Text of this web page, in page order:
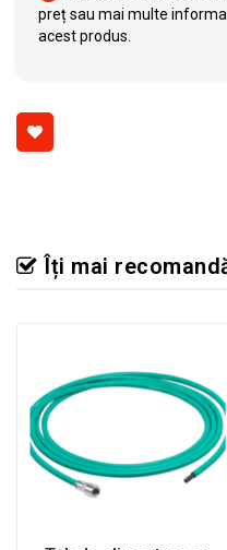
preț sau mai multe
acest produs.
Îți mai